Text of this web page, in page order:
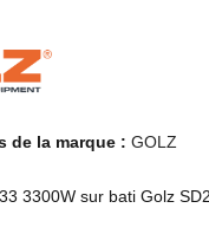
de la marque : GOLZ
3300W sur bati Golz